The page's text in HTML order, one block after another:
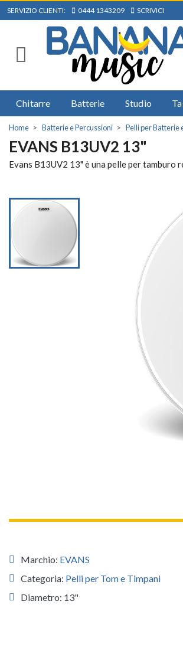
SERVIZIO CLIENTI: 0444 1343209 SCRIVICI
Chitarre Batterie Studio
Home Batterie e Percussioni Pelli per Batterie
EVANS B13UV2 13"
Evans B13UV2 13" è una pelle per
Marchio: EVANS
Categoria: Pelli per Tom e Timpani
Diametro: 13"